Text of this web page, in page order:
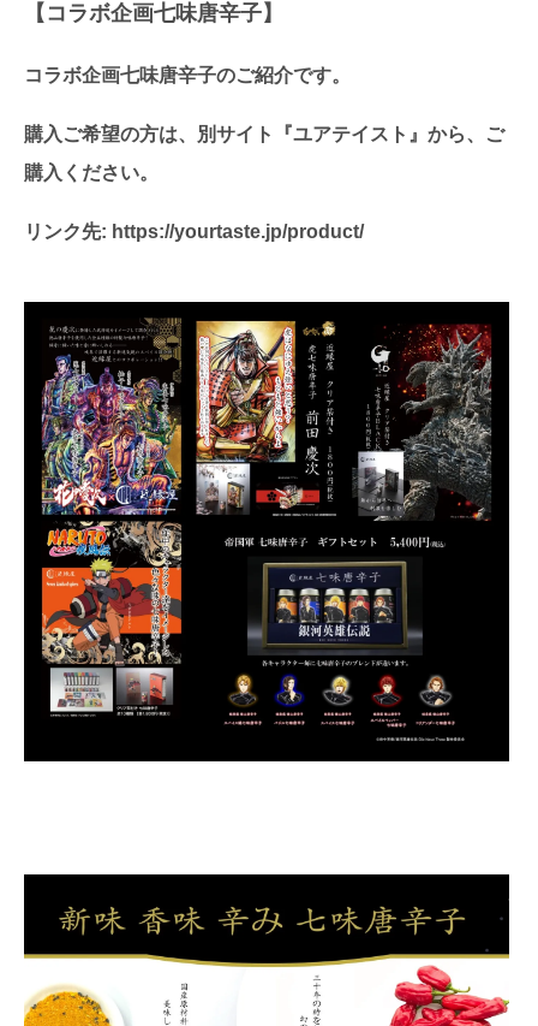
【コラボ企画七味唐辛子】
コラボ企画七味唐辛子のご紹介です。
購入ご希望の方は、別サイト『ユアテイスト』から、ご
購入ください。
リンク先: https://yourtaste.jp/product/